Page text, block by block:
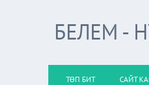
БЕЛЕМ -
ТӨП БИТ САЙТ